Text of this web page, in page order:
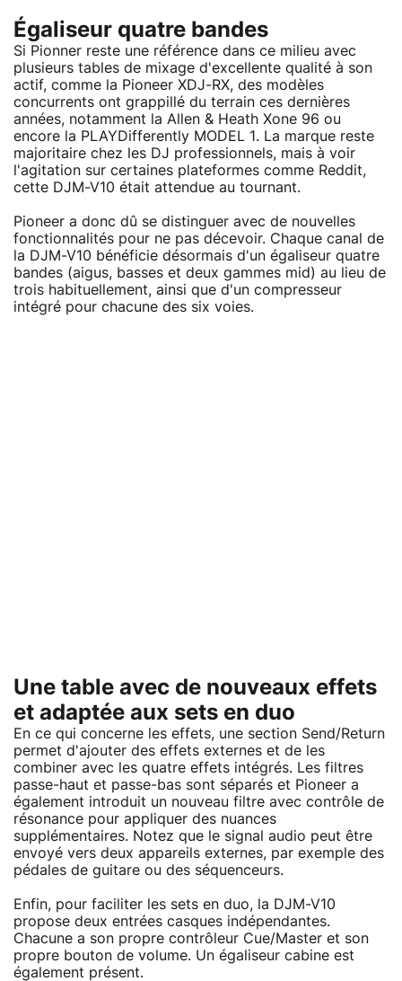
Égaliseur quatre bandes
Si Pionner reste une référence dans ce milieu avec
plusieurs tables de mixage d'excellente qualité à son
actif, comme la Pioneer XDJ-RX, des modèles
concurrents ont grappillé du terrain ces dernières
années, notamment la Allen & Heath Xone 96 ou
encore la PLAYDifferently MODEL 1. La marque reste
majoritaire chez les DJ professionnels, mais à voir
l'agitation sur certaines plateformes comme Reddit,
cette DJM-V10 était attendue au tournant.
Pioneer a donc dû se distinguer avec de nouvelles
fonctionnalités pour ne pas décevoir. Chaque canal de
la DJM-V10 bénéficie désormais d'un égaliseur quatre
bandes (aigus, basses et deux gammes mid) au lieu de
trois habituellement, ainsi que d'un compresseur
intégré pour chacune des six voies.
Une table avec de nouveaux effets
et adaptée aux sets en duo
En ce qui concerne les effets, une section Send/Return
permet d'ajouter des effets externes et de les
combiner avec les quatre effets intégrés. Les filtres
passe-haut et passe-bas sont séparés et Pioneer a
également introduit un nouveau filtre avec contrôle de
résonance pour appliquer des nuances
supplémentaires. Notez que le signal audio peut être
envoyé vers deux appareils externes, par exemple des
pédales de guitare ou des séquenceurs.
Enfin, pour faciliter les sets en duo, la DJM-V10
propose deux entrées casques indépendantes.
Chacune a son propre contrôleur Cue/Master et son
propre bouton de volume. Un égaliseur cabine est
également présent.